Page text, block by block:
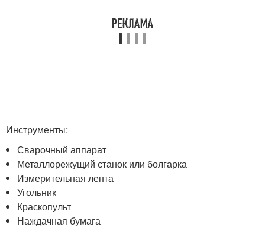
Инструменты:
Сварочный аппарат
Металлорежущий станок или болгарка
Измерительная лента
Угольник
Краскопульт
Наждачная бумага